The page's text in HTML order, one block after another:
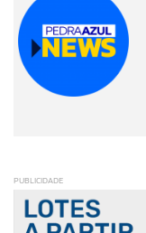
PUBLICIDADE